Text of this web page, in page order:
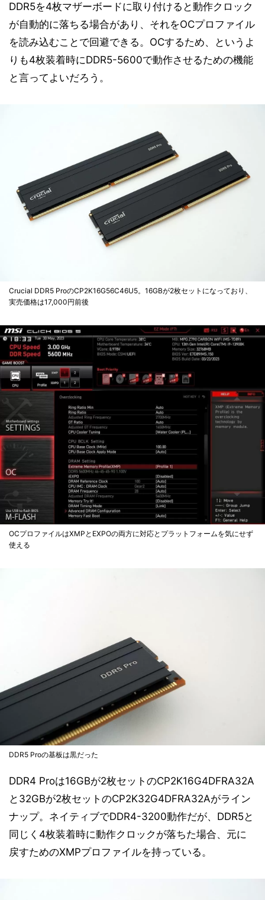
DDR5を4枚マザーボードに取り付けると動作クロック
が自動的に落ちる場合があり、それをOCプロファイル
を読み込むことで回避できる。OCするため、というよ
りも4枚装着時にDDR5-5600で動作させるための機能
と言ってよいだろう。
Crucial DDR5 ProのCP2K16G56C46U5。16GBが2枚セットになっており、
実売価格は17,000円前後
OCプロファイルはXMPとEXPOの両方に対応とプラットフォームを気にせず
使える
DDR5 Proの基板は黒だった
DDR4 Proは16GBが2枚セットのCP2K16G4DFRA32A
と32GBが2枚セットのCP2K32G4DFRA32Aがライン
ナップ。ネイティブでDDR4-3200動作だが、DDR5と
同じく4枚装着時に動作クロックが落ちた場合、元に
戻すためのXMPプロファイルを持っている。